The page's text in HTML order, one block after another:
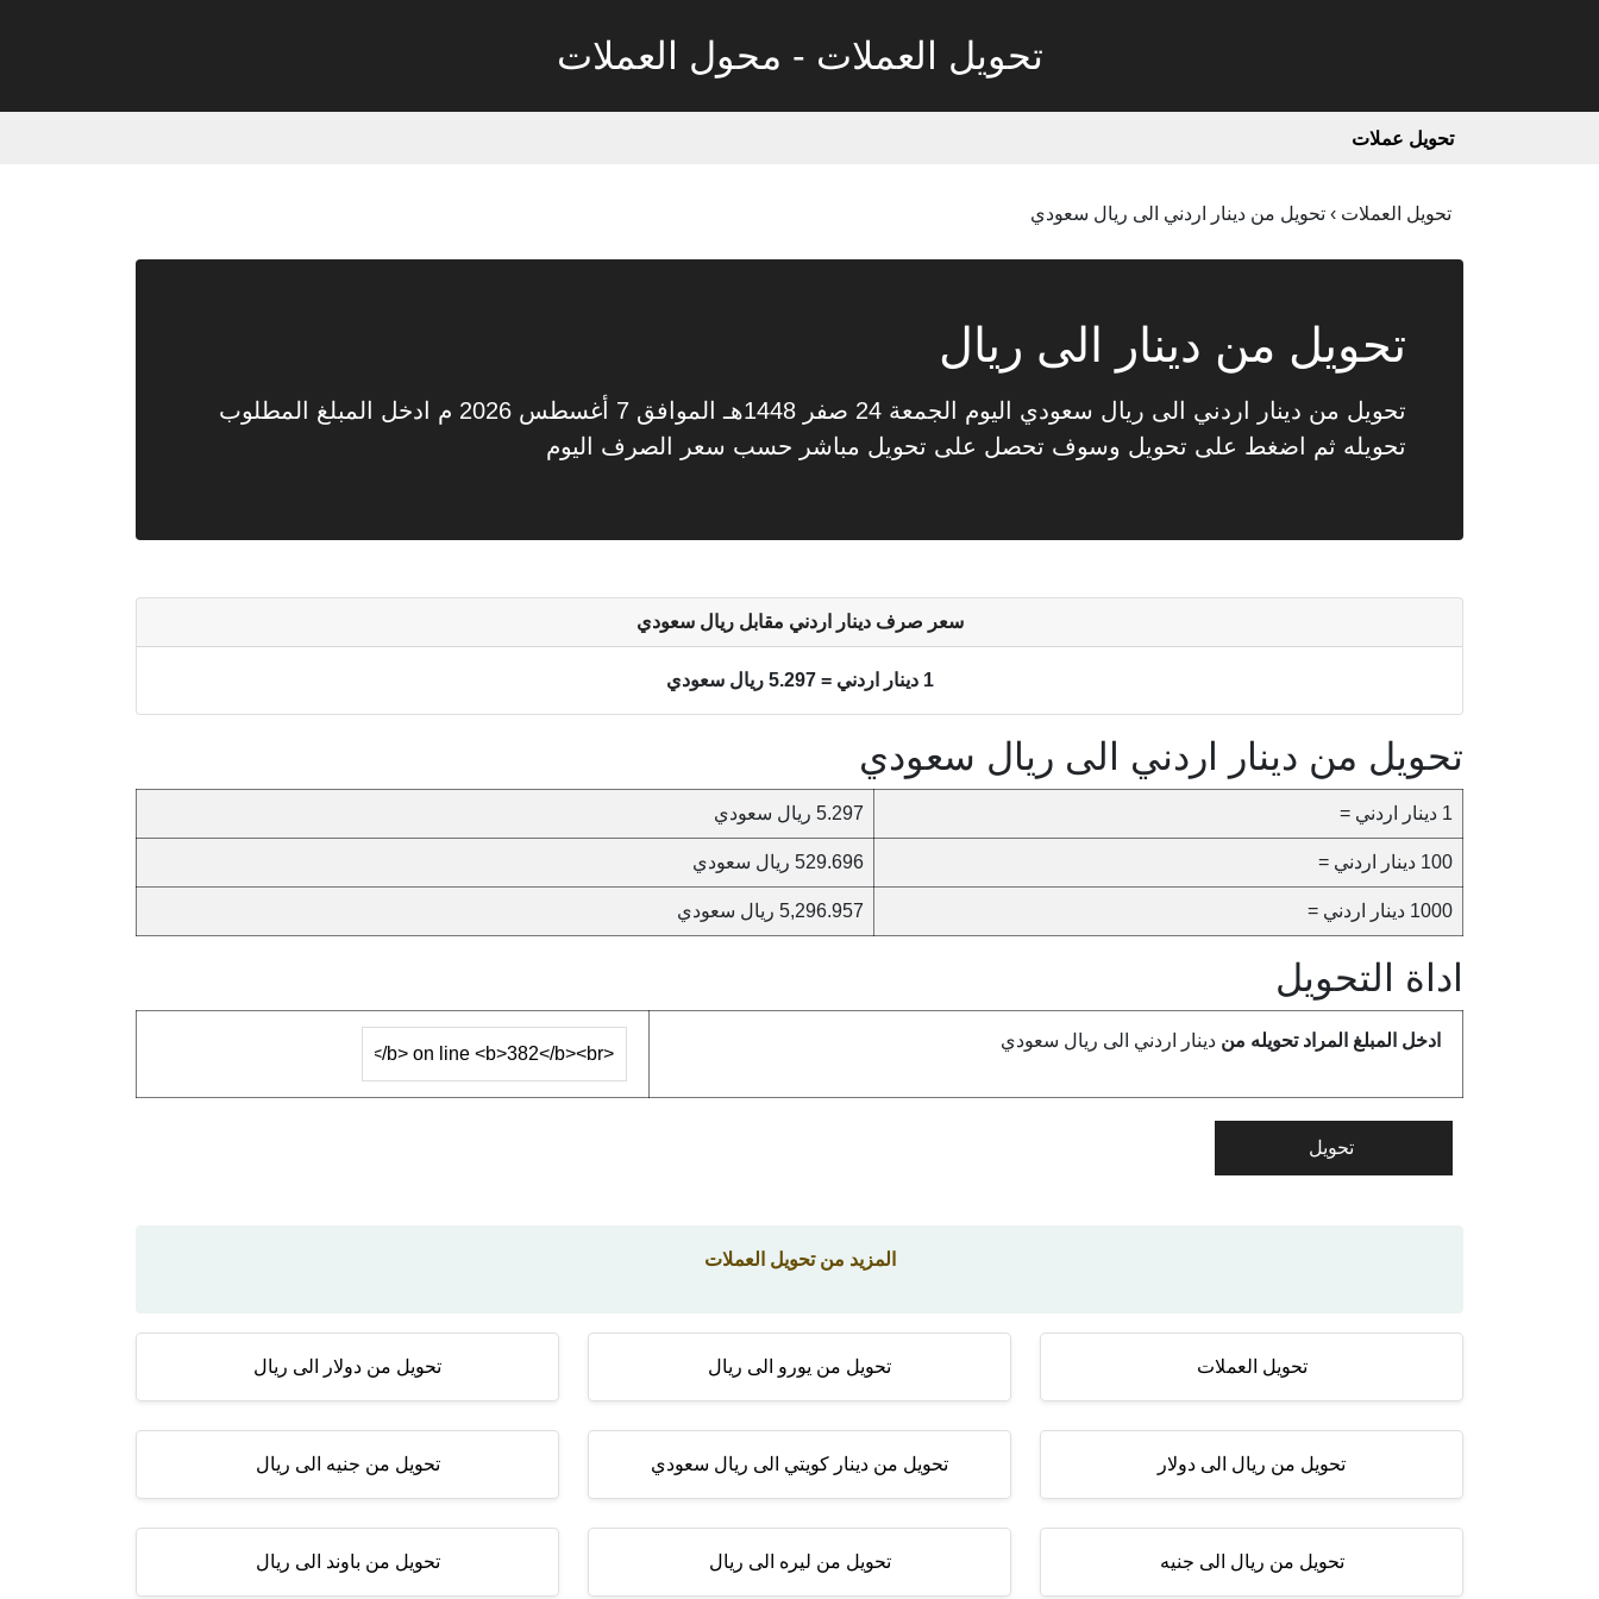
تحويل العملات - محول العملات
تحويل عملات
تحويل العملات › تحويل من دينار اردني الى ريال سعودي
تحويل من دينار الى ريال
تحويل من دينار اردني الى ريال سعودي اليوم الجمعة 24 صفر 1448هـ الموافق 7 أغسطس 2026 م ادخل المبلغ المطلوب
تحويله ثم اضغط على تحويل وسوف تحصل على تحويل مباشر حسب سعر الصرف اليوم
سعر صرف دينار اردني مقابل ريال سعودي
1 دينار اردني = 5.297 ريال سعودي
تحويل من دينار اردني الى ريال سعودي
1 دينار اردني = 5.297 ريال سعودي
100 دينار اردني = 529.696 ريال سعودي
1000 دينار اردني = 5,296.957 ريال سعودي
اداة التحويل
ادخل المبلغ المراد تحويله من دينار اردني الى ريال سعودي
المزيد من تحويل العملات
تحويل العملات تحويل من يورو الى ريال تحويل من دولار الى ريال
تحويل من ريال الى دولار تحويل من دينار كويتي الى ريال سعودي تحويل من جنيه الى ريال
تحويل من ريال الى جنيه تحويل من ليره الى ريال تحويل من باوند الى ريال